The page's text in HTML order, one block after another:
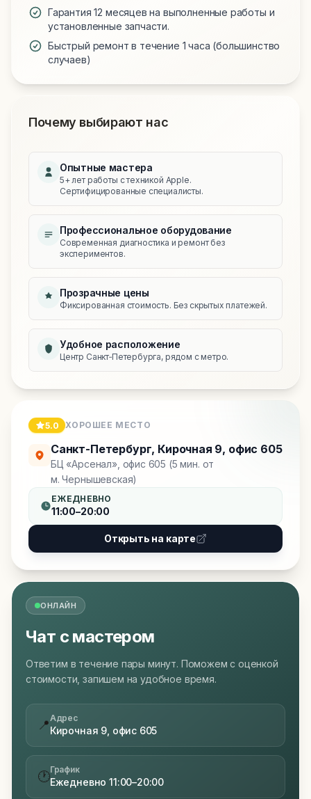
Гарантия 12 месяцев на выполненные работы и
установленные запчасти.
Быстрый ремонт в течение 1 часа (большинство
случаев)
Почему выбирают нас
Опытные мастера
5+ лет работы с техникой Apple.
Сертифицированные специалисты.
Профессиональное оборудование
Современная диагностика и ремонт без
экспериментов.
Прозрачные цены
Фиксированная стоимость. Без скрытых платежей.
Удобное расположение
Центр Санкт‑Петербурга, рядом с метро.
5.0 ХОРОШЕЕ МЕСТО
Санкт-Петербург, Кирочная 9, офис 605
БЦ «Арсенал», офис 605 (5 мин. от
м. Чернышевская)
ЕЖЕДНЕВНО
11:00–20:00
Открыть на карте
ОНЛАЙН
Чат с мастером
Ответим в течение пары минут. Поможем с оценкой
стоимости, запишем на удобное время.
📍Адрес
Кирочная 9, офис 605
🕐График
Ежедневно 11:00–20:00